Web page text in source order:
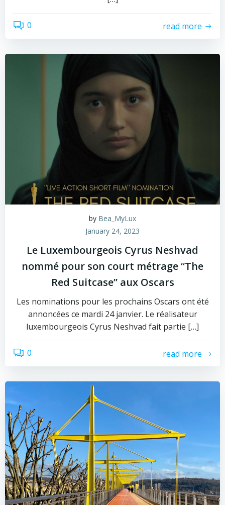
0 read more
by Bea_MyLux
January 24, 2023
Le Luxembourgeois Cyrus Neshvad
nommé pour son court métrage “The
Red Suitcase” aux Oscars
Les nominations pour les prochains Oscars ont été
annoncées ce mardi 24 janvier. Le réalisateur
luxembourgeois Cyrus Neshvad fait partie […]
0 read more